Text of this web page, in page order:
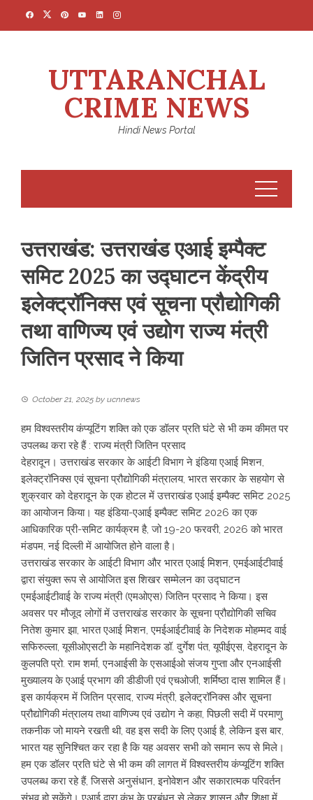
UTTARANCHAL
CRIME NEWS
Hindi News Portal
उत्तराखंड: उत्तराखंड एआई इम्पैक्ट
समिट 2025 का उद्घाटन केंद्रीय
इलेक्ट्रॉनिक्स एवं सूचना प्रौद्योगिकी
तथा वाणिज्य एवं उद्योग राज्य मंत्री
जितिन प्रसाद ने किया
October 21, 2025 by ucnnews
हम विश्वस्तरीय कंप्यूटिंग शक्ति को एक डॉलर प्रति घंटे से भी कम कीमत पर
उपलब्ध करा रहे हैं : राज्य मंत्री जितिन प्रसाद
देहरादून। उत्तराखंड सरकार के आईटी विभाग ने इंडिया एआई मिशन,
इलेक्ट्रॉनिक्स एवं सूचना प्रौद्योगिकी मंत्रालय, भारत सरकार के सहयोग से
शुक्रवार को देहरादून के एक होटल में उत्तराखंड एआई इम्पैक्ट समिट 2025
का आयोजन किया। यह इंडिया-एआई इम्पैक्ट समिट 2026 का एक
आधिकारिक प्री-समिट कार्यक्रम है, जो 19-20 फरवरी, 2026 को भारत
मंडपम, नई दिल्ली में आयोजित होने वाला है।
उत्तराखंड सरकार के आईटी विभाग और भारत एआई मिशन, एमईआईटीवाई
द्वारा संयुक्त रूप से आयोजित इस शिखर सम्मेलन का उद्घाटन
एमईआईटीवाई के राज्य मंत्री (एमओएस) जितिन प्रसाद ने किया। इस
अवसर पर मौजूद लोगों में उत्तराखंड सरकार के सूचना प्रौद्योगिकी सचिव
नितेश कुमार झा, भारत एआई मिशन, एमईआईटीवाई के निदेशक मोहम्मद वाई
सफिरुल्ला, यूसीओएसटी के महानिदेशक डॉ. दुर्गेश पंत, यूपीईएस, देहरादून के
कुलपति प्रो. राम शर्मा, एनआईसी के एसआईओ संजय गुप्ता और एनआईसी
मुख्यालय के एआई प्रभाग की डीडीजी एवं एचओजी, शर्मिष्ठा दास शामिल हैं।
इस कार्यक्रम में जितिन प्रसाद, राज्य मंत्री, इलेक्ट्रॉनिक्स और सूचना
प्रौद्योगिकी मंत्रालय तथा वाणिज्य एवं उद्योग ने कहा, पिछली सदी में परमाणु
तकनीक जो मायने रखती थी, वह इस सदी के लिए एआई है, लेकिन इस बार,
भारत यह सुनिश्चित कर रहा है कि यह अवसर सभी को समान रूप से मिले।
हम एक डॉलर प्रति घंटे से भी कम की लागत में विश्वस्तरीय कंप्यूटिंग शक्ति
उपलब्ध करा रहे हैं, जिससे अनुसंधान, इनोवेशन और सकारात्मक परिवर्तन